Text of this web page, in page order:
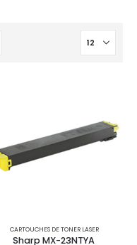
CARTOUCHES DE TONER LASER
Sharp MX-23NTYA